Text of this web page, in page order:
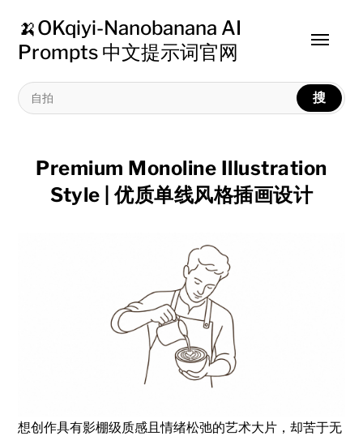
🍌OKqiyi-Nanobanana AI
Prompts 中文提示词官网
搜
Toggle
Premium Monoline Illustration
Style | 优质单线风格插画设计
想创作具有影棚级质感且情绪松弛的艺术大片，却苦于无